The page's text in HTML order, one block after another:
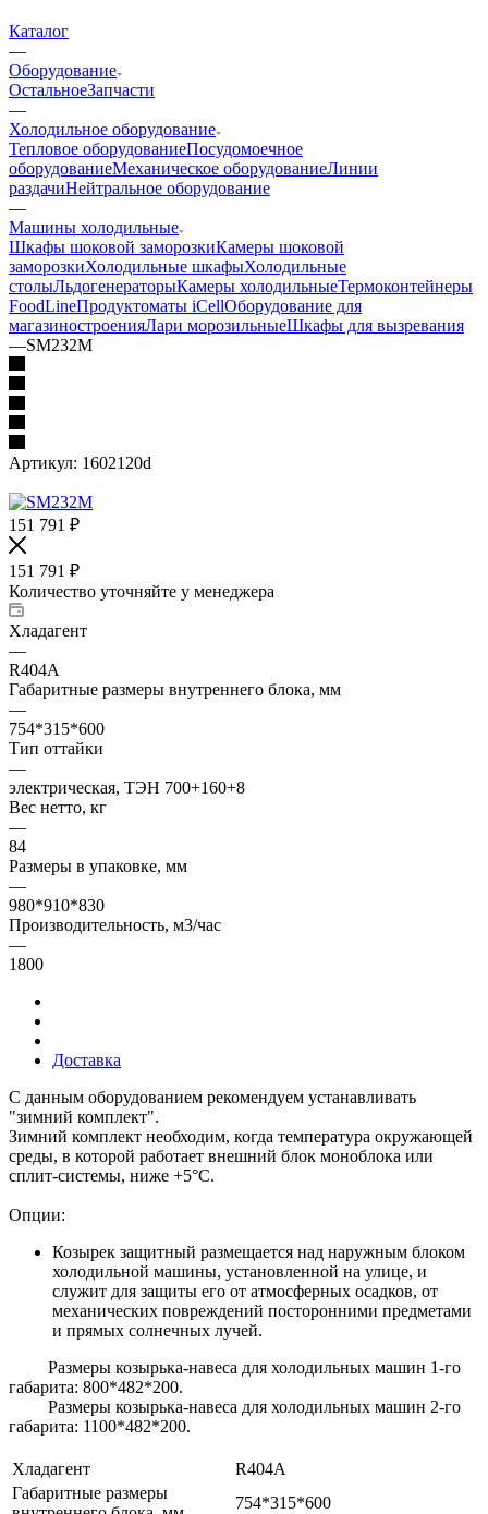
Каталог
—
Оборудование
ОстальноеЗапчасти
—
Холодильное оборудование
Тепловое оборудованиеПосудомоечное
оборудованиеМеханическое оборудованиеЛинии
раздачиНейтральное оборудование
—
Машины холодильные
Шкафы шоковой заморозкиКамеры шоковой
заморозкиХолодильные шкафыХолодильные
столыЛьдогенераторыКамеры холодильныеТермоконтейнеры
FoodLineПродуктоматы iCellОборудование для
магазиностроенияЛари морозильныеШкафы для вызревания
—SM232M
Артикул: 1602120d
151 791 ₽
151 791 ₽
Количество уточняйте у менеджера
Хладагент
—
R404A
Габаритные размеры внутреннего блока, мм
—
754*315*600
Тип оттайки
—
электрическая, ТЭН 700+160+8
Вес нетто, кг
—
84
Размеры в упаковке, мм
—
980*910*830
Производительность, м3/час
—
1800
Доставка
С данным оборудованием рекомендуем устанавливать
"зимний комплект".
Зимний комплект необходим, когда температура окружающей
среды, в которой работает внешний блок моноблока или
сплит-системы, ниже +5°С.
Опции:
Козырек защитный размещается над наружным блоком
холодильной машины, установленной на улице, и
служит для защиты его от атмосферных осадков, от
механических повреждений посторонними предметами
и прямых солнечных лучей.
Размеры козырька-навеса для холодильных машин 1-го
габарита: 800*482*200.
Размеры козырька-навеса для холодильных машин 2-го
габарита: 1100*482*200.
Хладагент
R404A
Габаритные размеры
754*315*600